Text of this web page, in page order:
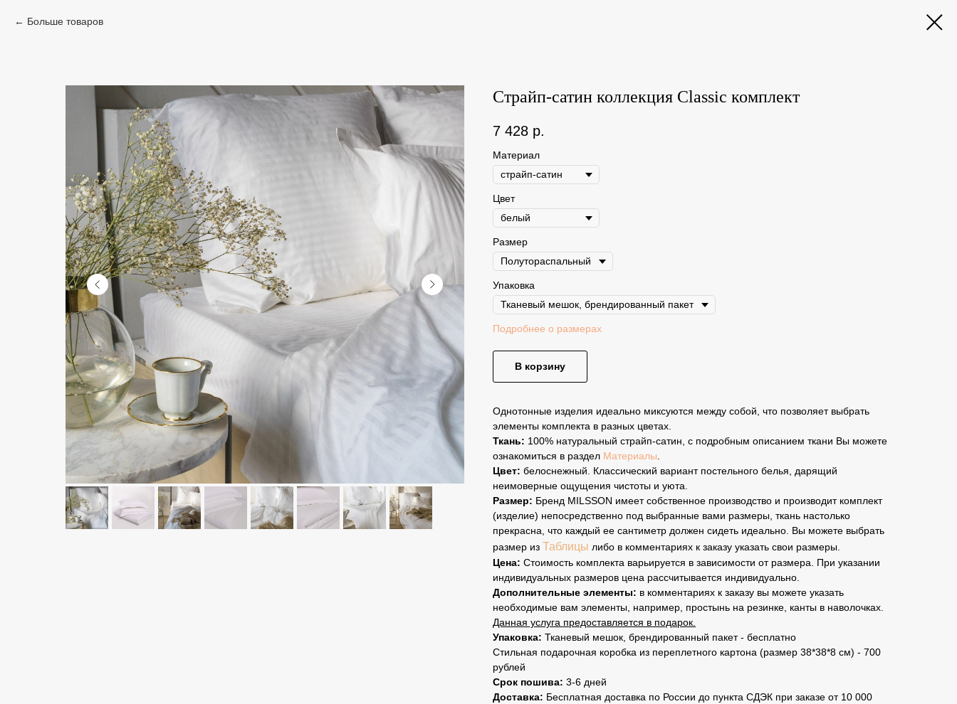
Больше товаров
Страйп-сатин коллекция Classic комплект
7 428 р.
Материал
Цвет
Размер
Упаковка
Подробнее о размерах
В корзину
Однотонные изделия идеально миксуются между собой, что позволяет выбрать
элементы комплекта в разных цветах.
Ткань: 100% натуральный страйп-сатин, с подробным описанием ткани Вы можете
ознакомиться в раздел Материалы.
Цвет: белоснежный. Классический вариант постельного белья, дарящий
неимоверные ощущения чистоты и уюта.
Размер: Бренд MILSSON имеет собственное производство и производит комплект
(изделие) непосредственно под выбранные вами размеры, ткань настолько
прекрасна, что каждый ее сантиметр должен сидеть идеально. Вы можете выбрать
размер из Таблицы либо в комментариях к заказу указать свои размеры.
Цена: Стоимость комплекта варьируется в зависимости от размера. При указании
индивидуальных размеров цена рассчитывается индивидуально.
Дополнительные элементы: в комментариях к заказу вы можете указать
необходимые вам элементы, например, простынь на резинке, канты в наволочках.
Данная услуга предоставляется в подарок.
Упаковка: Тканевый мешок, брендированный пакет - бесплатно
Стильная подарочная коробка из переплетного картона (размер 38*38*8 см) - 700
рублей
Срок пошива: 3-6 дней
Доставка: Бесплатная доставка по России до пункта СДЭК при заказе от 10 000